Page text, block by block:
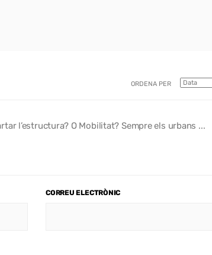
ORDENA PER
l’estructura? O Mobilitat? Sempre els urbans ...
CORREU ELECTRÒNIC